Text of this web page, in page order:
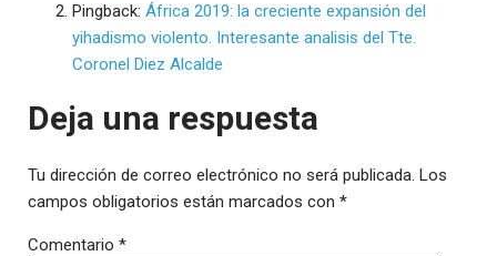
Pingback: África 2019: la creciente expansión del
yihadismo violento. Interesante analisis del Tte.
Coronel Diez Alcalde
Deja una respuesta
Tu dirección de correo electrónico no será publicada. Los
campos obligatorios están marcados con *
Comentario *